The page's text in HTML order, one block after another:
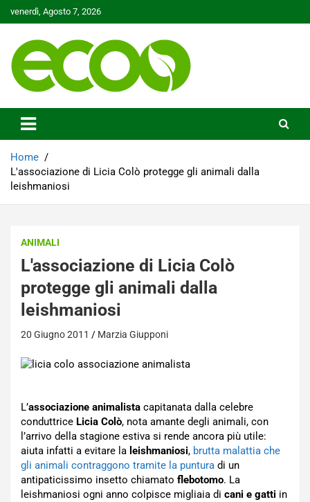
to
venerdì, Agosto 7, 2026
Ecoo.it
Home
L'associazione di Licia Colò protegge gli animali dalla
leishmaniosi
ANIMALI
L'associazione di Licia Colò
protegge gli animali dalla
leishmaniosi
20 Giugno 2011 Marzia Giupponi
L’associazione animalista capitanata dalla celebre
conduttrice Licia Colò, nota amante degli animali, con
l’arrivo della stagione estiva si rende ancora più utile:
aiuta infatti a evitare la leishmaniosi, brutta malattia che
gli animali contraggono tramite la puntura di un
antipaticissimo insetto chiamato flebotomo. La
leishmaniosi ogni anno colpisce migliaia di cani e gatti in